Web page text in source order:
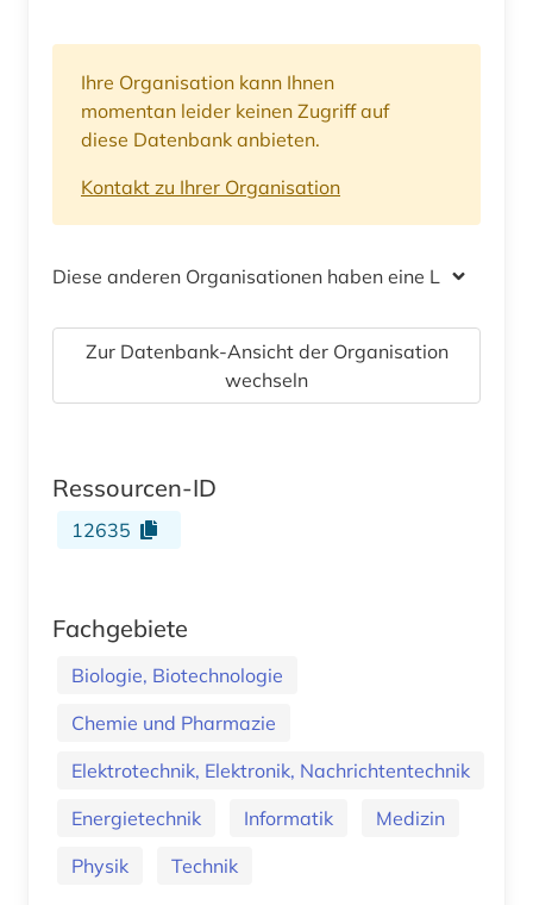
Ihre Organisation kann Ihnen
momentan leider keinen Zugriff auf
diese Datenbank anbieten.
Kontakt zu Ihrer Organisation
Diese anderen Organisationen haben eine Lizenz
Zur Datenbank-Ansicht der Organisation
wechseln
Ressourcen-ID
12635
Fachgebiete
Biologie, Biotechnologie
Chemie und Pharmazie
Elektrotechnik, Elektronik, Nachrichtentechnik
Energietechnik
Informatik
Medizin
Physik
Technik